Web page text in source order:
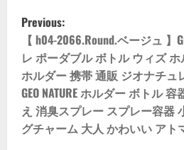
P
o
s
t
n
Previous:
【 h04-2066.Round.ベージュ 】
レ ポーダブル ボトル ウィズ
ホルダー 携帯 通販 ジオナチュ
GEO NATURE ホルダー ボトル
え 消臭スプレー スプレー容器
グチャーム 大人 かわいい アト